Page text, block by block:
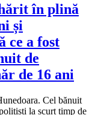
în plină
și
ce a fost
de
de 16 ani
Cel bănuit
la scurt timp de